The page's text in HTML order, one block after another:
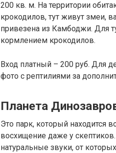
200 кв. м. На территории
крокодилов, тут живут змеи,
привезена из Камбоджи. Для
кормлением крокодилов.
Вход платный – 200 руб. Для
фото с рептилиями за
Планета
Это парк, который находится
восхищение даже у
натуральные звуки, от